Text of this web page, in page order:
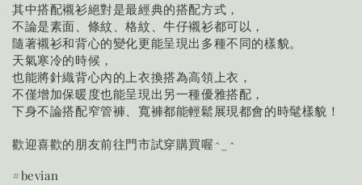
其中搭配襯衫絕對是最經典的搭配方式，
不論是素面、條紋、格紋、牛仔襯衫都可以，
隨著襯衫和背心的變化更能呈現出多種不同的樣貌。
天氣寒冷的時候，
也能將針織背心內的上衣換搭為高領上衣，
不僅增加保暖度也能呈現出另一種優雅搭配，
下身不論搭配窄管褲、寬褲都能輕鬆展現都會的時髦樣貌！
歡迎喜歡的朋友前往門市試穿購買喔^_^
#bevian